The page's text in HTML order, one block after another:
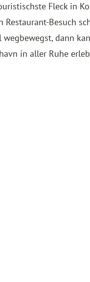
Fleck in
Besuch
wegbewegst, dann
in aller Ruhe